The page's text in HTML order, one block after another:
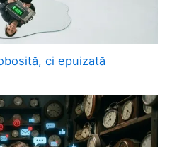
ci epuizată